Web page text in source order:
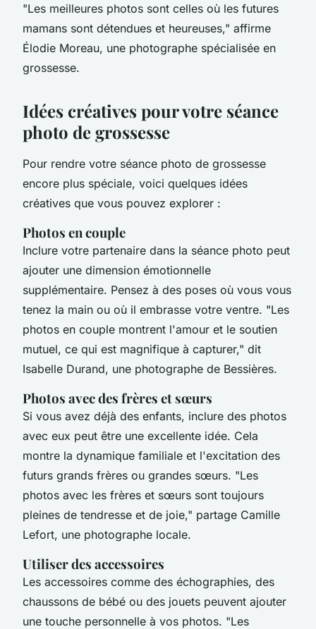
"Les meilleures photos sont celles où les futures
mamans sont détendues et heureuses," affirme
Élodie Moreau, une photographe spécialisée en
grossesse.
Idées créatives pour votre séance
photo de grossesse
Pour rendre votre séance photo de grossesse
encore plus spéciale, voici quelques idées
créatives que vous pouvez explorer :
Photos en couple
Inclure votre partenaire dans la séance photo peut
ajouter une dimension émotionnelle
supplémentaire. Pensez à des poses où vous vous
tenez la main ou où il embrasse votre ventre. "Les
photos en couple montrent l'amour et le soutien
mutuel, ce qui est magnifique à capturer," dit
Isabelle Durand, une photographe de Bessières.
Photos avec des frères et sœurs
Si vous avez déjà des enfants, inclure des photos
avec eux peut être une excellente idée. Cela
montre la dynamique familiale et l'excitation des
futurs grands frères ou grandes sœurs. "Les
photos avec les frères et sœurs sont toujours
pleines de tendresse et de joie," partage Camille
Lefort, une photographe locale.
Utiliser des accessoires
Les accessoires comme des échographies, des
chaussons de bébé ou des jouets peuvent ajouter
une touche personnelle à vos photos. "Les